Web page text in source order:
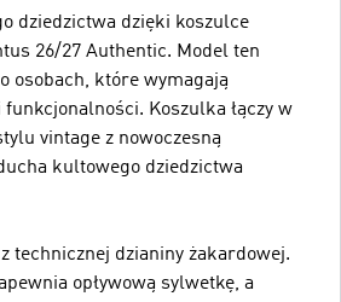
dziedzictwa dzięki koszulce
26/27 Authentic. Model ten
osobach, które wymagają
Koszulka łączy w
vintage z nowoczesną
kultowego dziedzictwa
technicznej dzianiny żakardowej.
opływową sylwetkę, a